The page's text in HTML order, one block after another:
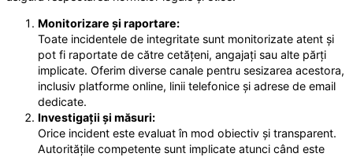
Monitorizare și raportare:
Toate incidentele de integritate sunt monitorizate atent și
pot fi raportate de către cetățeni, angajați sau alte părți
implicate. Oferim diverse canale pentru sesizarea acestora,
inclusiv platforme online, linii telefonice și adrese de email
dedicate.
Investigații și măsuri:
Orice incident este evaluat în mod obiectiv și transparent.
Autoritățile competente sunt implicate atunci când este